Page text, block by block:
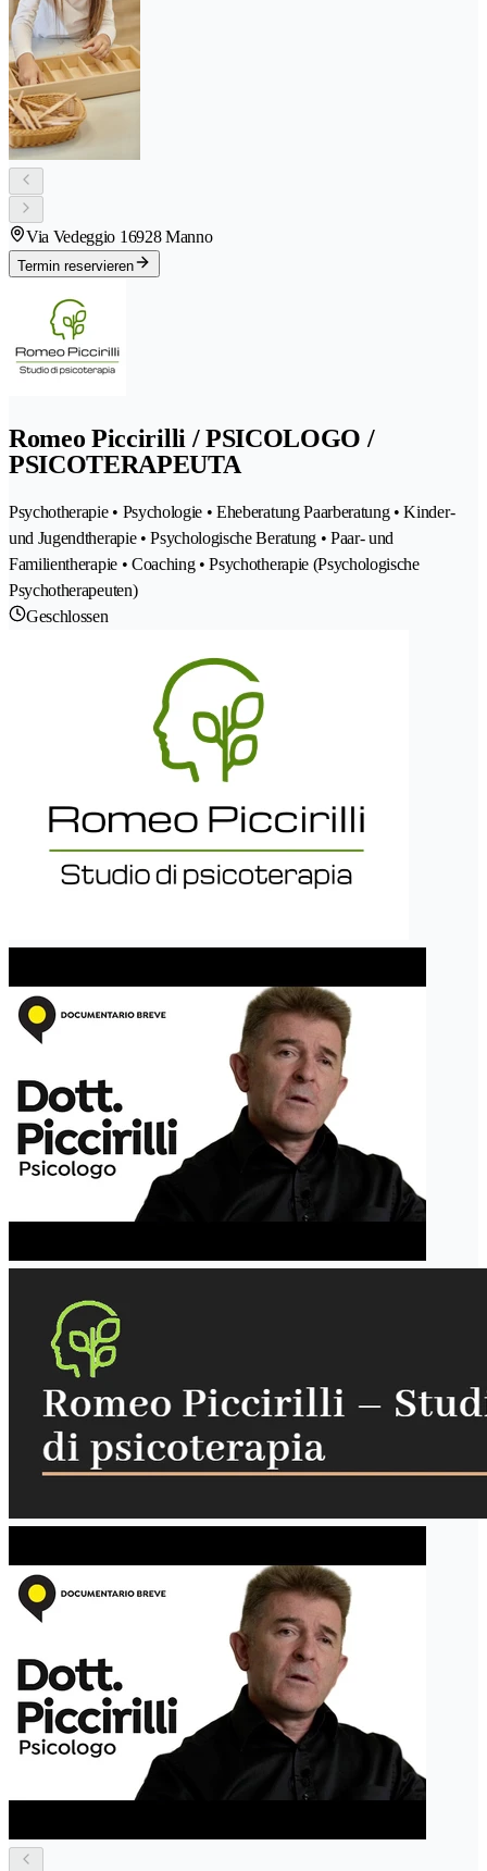
Via Vedeggio 16928 Manno
Termin reservieren
Romeo Piccirilli / PSICOLOGO /
PSICOTERAPEUTA
Psychotherapie • Psychologie • Eheberatung Paarberatung • Kinder-
und Jugendtherapie • Psychologische Beratung • Paar- und
Familientherapie • Coaching • Psychotherapie (Psychologische
Psychotherapeuten)
Geschlossen